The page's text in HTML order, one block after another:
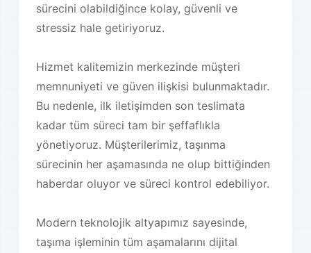
sürecini olabildiğince kolay, güvenli ve
stressiz hale getiriyoruz.
Hizmet kalitemizin merkezinde müşteri
memnuniyeti ve güven ilişkisi bulunmaktadır.
Bu nedenle, ilk iletişimden son teslimata
kadar tüm süreci tam bir şeffaflıkla
yönetiyoruz. Müşterilerimiz, taşınma
sürecinin her aşamasında ne olup bittiğinden
haberdar oluyor ve süreci kontrol edebiliyor.
Modern teknolojik altyapımız sayesinde,
taşıma işleminin tüm aşamalarını dijital